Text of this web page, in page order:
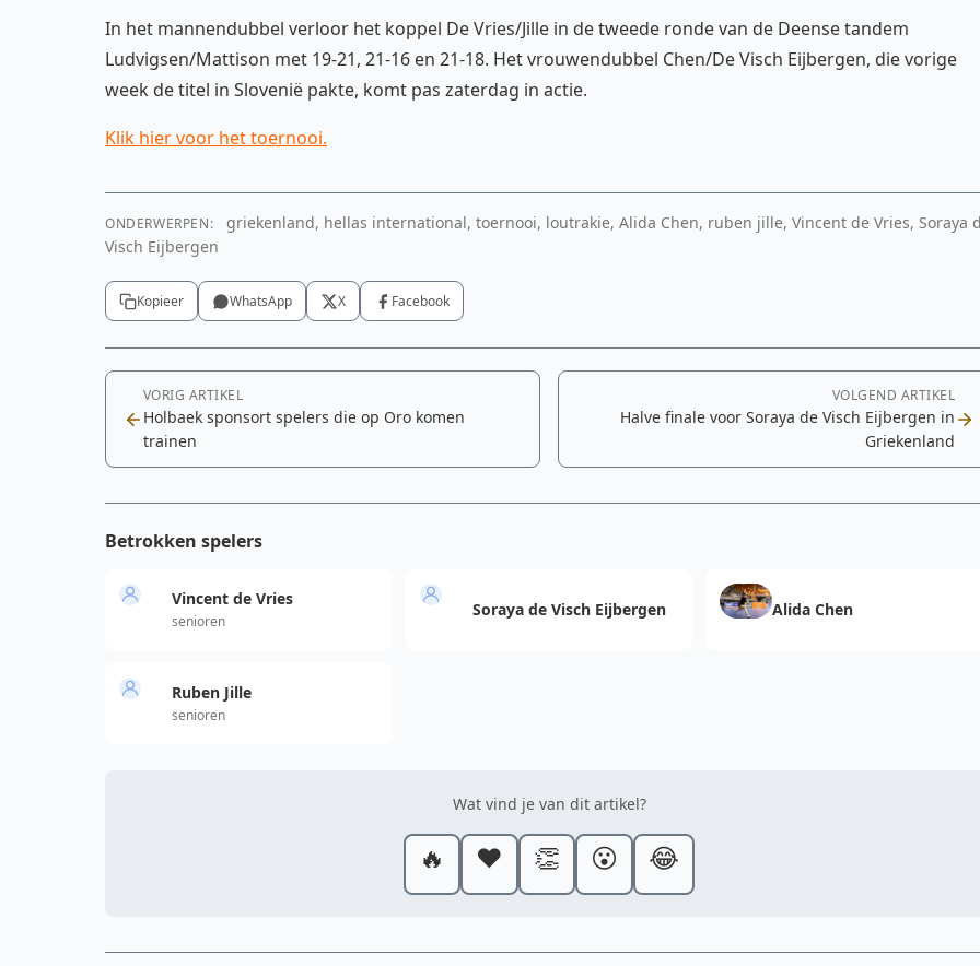
In het mannendubbel verloor het koppel De Vries/Jille in de tweede ronde van de Deense tandem
Ludvigsen/Mattison met 19-21, 21-16 en 21-18. Het vrouwendubbel Chen/De Visch Eijbergen, die vorige
week de titel in Slovenië pakte, komt pas zaterdag in actie.
Klik hier voor het toernooi.
ONDERWERPEN:
griekenland, hellas international, toernooi, loutrakie, Alida Chen, ruben jille, Vincent de Vries, Soraya
Visch Eijbergen
Kopieer WhatsApp X Facebook
VORIG ARTIKEL
Holbaek sponsort spelers die op Oro komen
trainen
VOLGEND ARTIKEL
Halve finale voor Soraya de Visch Eijbergen in
Griekenland
Betrokken spelers
Vincent de Vries
senioren
Soraya de Visch Eijbergen Alida Chen
Ruben Jille
senioren
Wat vind je van dit artikel?
🔥 ❤️ 👏 😮 😂